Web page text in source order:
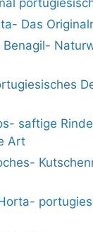
Das
Benagil-
saftige
Art